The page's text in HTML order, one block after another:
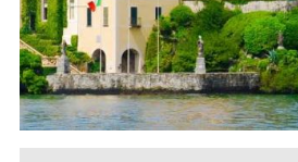
Круизи
Уикенд програми
ДЕСТИНАЦИИ
Египет